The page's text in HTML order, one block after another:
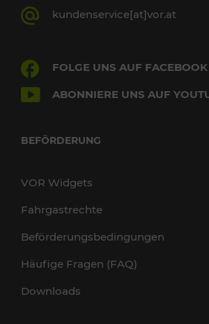
kundenservice[at]vor.at
FOLGE UNS AUF FACEBOOK
ABONNIERE UNS AUF
BEFÖRDERUNG
VOR Widgets
Fahrgastrechte
Beförderungsbedingungen
Häufige Fragen (FAQ)
Downloads